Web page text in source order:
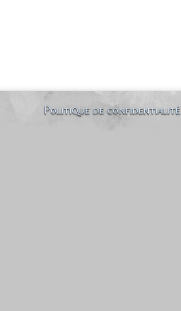
Politique de confidentialité